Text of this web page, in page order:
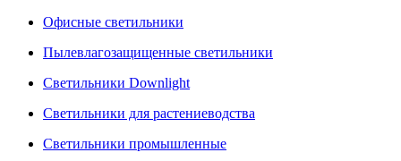
Офисные светильники
Пылевлагозащищенные светильники
Светильники Downlight
Светильники для растениеводства
Светильники промышленные